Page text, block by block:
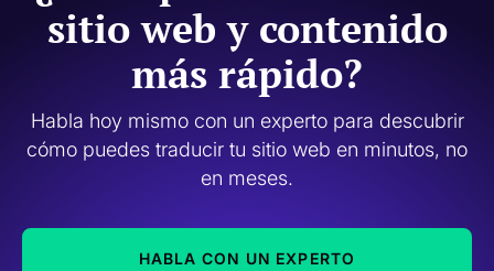
sitio web y contenido
más rápido?
Habla hoy mismo con un experto para descubrir
cómo puedes traducir tu sitio web en minutos, no
en meses.
HABLA CON UN EXPERTO